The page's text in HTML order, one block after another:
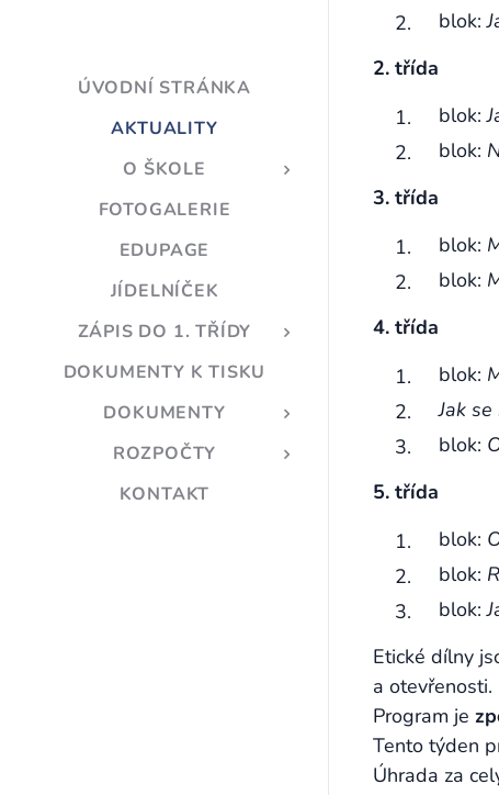
ÚVODNÍ STRÁNKA
AKTUALITY
O ŠKOLE
FOTOGALERIE
EDUPAGE
JÍDELNÍČEK
ZÁPIS DO 1. TŘÍDY
DOKUMENTY K TISKU
DOKUMENTY
ROZPOČTY
KONTAKT
blok:
2. třída
blok:
blok:
3. třída
blok:
blok:
4. třída
blok:
Jak
blok:
5. třída
blok:
blok:
blok:
Etické dílny
a otevřenosti.
Program je
Tento týden
Úhrada za